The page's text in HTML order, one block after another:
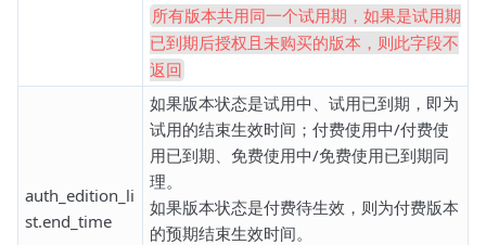
所有版本共用同一个试用期，如果是试用期
已到期后授权且未购买的版本，则此字段不
返回
auth_edition_li
st.end_time
如果版本状态是试用中、试用已到期，即为
试用的结束生效时间；付费使用中/付费使
用已到期、免费使用中/免费使用已到期同
理。
如果版本状态是付费待生效，则为付费版本
的预期结束生效时间。